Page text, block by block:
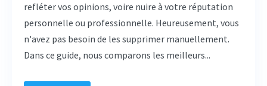
refléter vos opinions, voire nuire à votre réputation
personnelle ou professionnelle. Heureusement, vous
n'avez pas besoin de les supprimer manuellement.
Dans ce guide, nous comparons les meilleurs...